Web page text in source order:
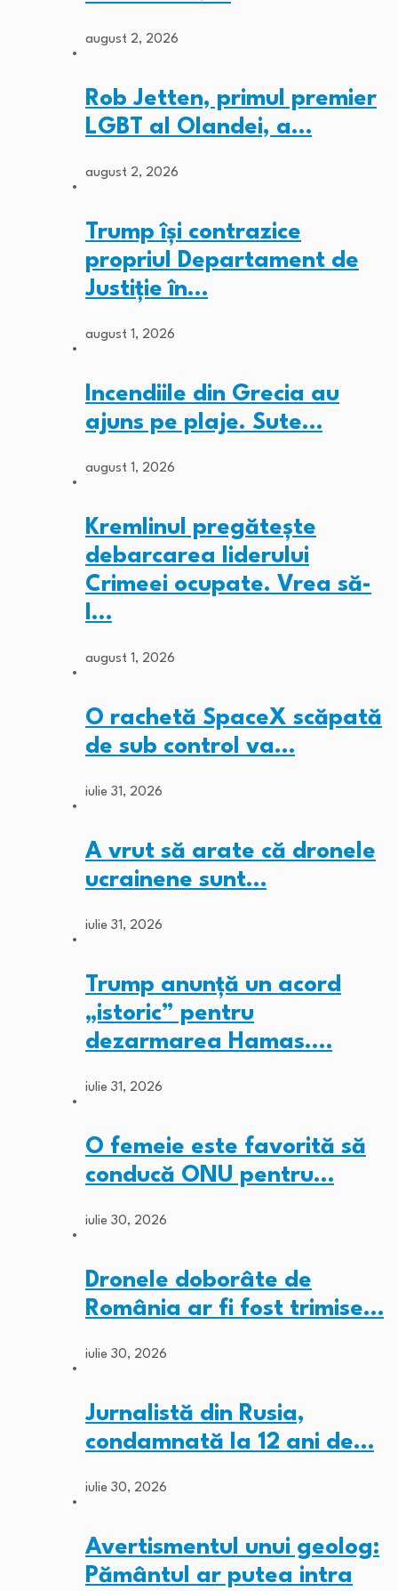
august 2, 2026
Rob Jetten, primul premier
LGBT al Olandei, a…
august 2, 2026
Trump își contrazice
propriul Departament de
Justiție în…
august 1, 2026
Incendiile din Grecia au
ajuns pe plaje. Sute…
august 1, 2026
Kremlinul pregătește
debarcarea liderului
Crimeei ocupate. Vrea să-
l…
august 1, 2026
O rachetă SpaceX scăpată
de sub control va…
iulie 31, 2026
A vrut să arate că dronele
ucrainene sunt…
iulie 31, 2026
Trump anunță un acord
„istoric” pentru
dezarmarea Hamas.…
iulie 31, 2026
O femeie este favorită să
conducă ONU pentru…
iulie 30, 2026
Dronele doborâte de
România ar fi fost trimise…
iulie 30, 2026
Jurnalistă din Rusia,
condamnată la 12 ani de…
iulie 30, 2026
Avertismentul unui geolog:
Pământul ar putea intra